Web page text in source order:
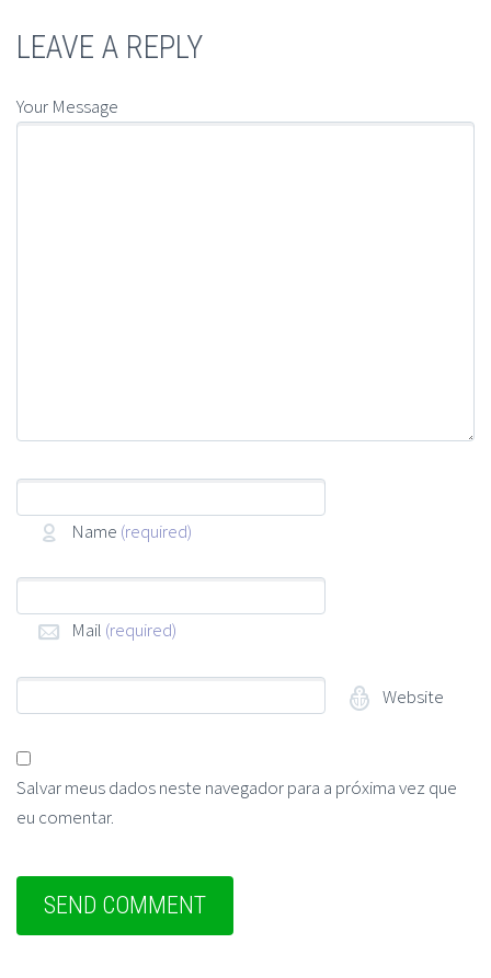
LEAVE A REPLY
Your Message
Name (required)
Mail (required)
Website
Salvar meus dados neste navegador para a próxima vez que
eu comentar.